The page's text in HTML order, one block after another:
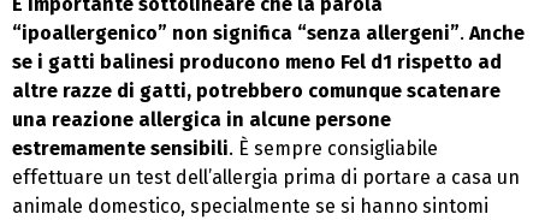
È importante sottolineare che la parola
“ipoallergenico” non significa “senza allergeni”. Anche
se i gatti balinesi producono meno Fel d1 rispetto ad
altre razze di gatti, potrebbero comunque scatenare
una reazione allergica in alcune persone
estremamente sensibili. È sempre consigliabile
effettuare un test dell’allergia prima di portare a casa un
animale domestico, specialmente se si hanno sintomi